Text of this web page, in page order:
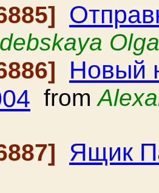
Olga
Новый
from
Ящик